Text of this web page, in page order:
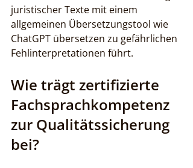
juristischer Texte mit einem
allgemeinen Übersetzungstool wie
ChatGPT übersetzen zu gefährlichen
Fehlinterpretationen führt.
Wie trägt zertifizierte
Fachsprachkompetenz
zur Qualitätssicherung
bei?